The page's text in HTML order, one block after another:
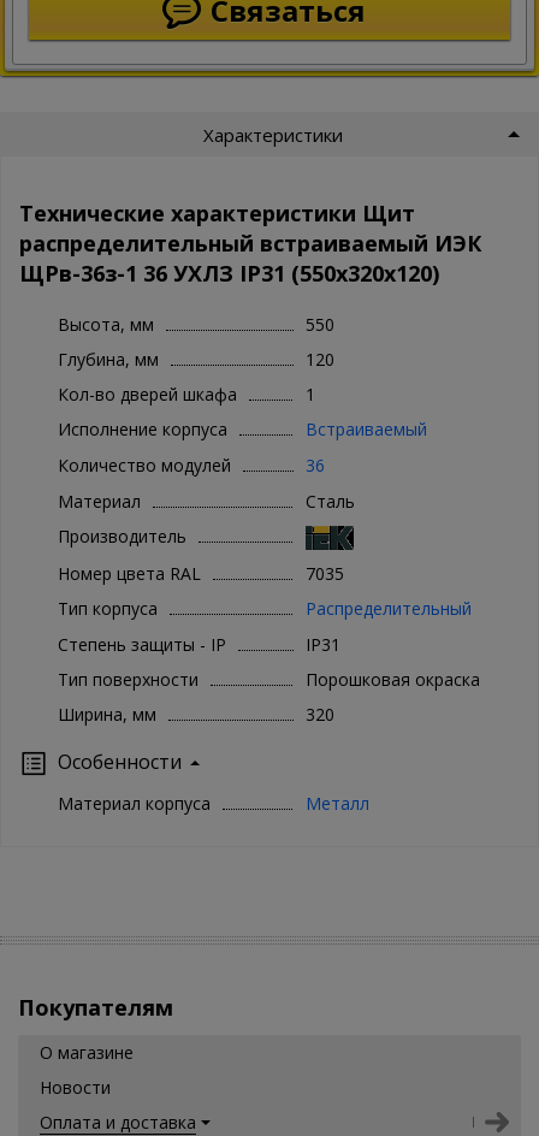
Связаться
Характеристики
Технические характеристики Щит
распределительный встраиваемый ИЭК
ЩРв-36з-1 36 УХЛЗ IP31 (550х320х120)
Высота, мм
550
Глубина, мм
120
Кол-во дверей шкафа
1
Исполнение корпуса
Встраиваемый
Количество модулей
36
Материал
Сталь
Производитель
Номер цвета RAL
7035
Тип корпуса
Распределительный
Степень защиты - IP
IP31
Тип поверхности
Порошковая окраска
Ширина, мм
320
Особенности
Материал корпуса Металл
Покупателям
О магазине
Новости
Оплата и доставка